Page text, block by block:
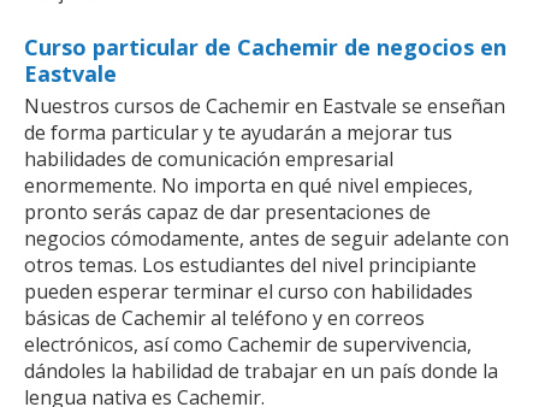
Curso particular de Cachemir de negocios en
Eastvale
Nuestros cursos de Cachemir en Eastvale se enseñan
de forma particular y te ayudarán a mejorar tus
habilidades de comunicación empresarial
enormemente. No importa en qué nivel empieces,
pronto serás capaz de dar presentaciones de
negocios cómodamente, antes de seguir adelante con
otros temas. Los estudiantes del nivel principiante
pueden esperar terminar el curso con habilidades
básicas de Cachemir al teléfono y en correos
electrónicos, así como Cachemir de supervivencia,
dándoles la habilidad de trabajar en un país donde la
lengua nativa es Cachemir.